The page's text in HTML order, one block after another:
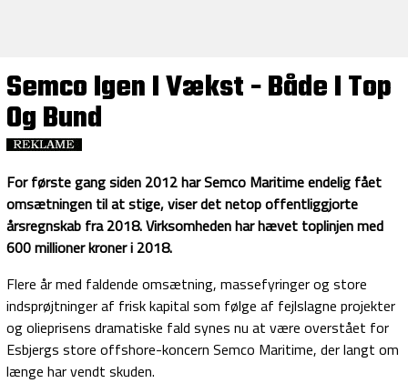
Semco Igen I Vækst - Både I Top
Og Bund
For første gang siden 2012 har Semco Maritime endelig fået
omsætningen til at stige, viser det netop offentliggjorte
årsregnskab fra 2018. Virksomheden har hævet toplinjen med
600 millioner kroner i 2018.
Flere år med faldende omsætning, massefyringer og store
indsprøjtninger af frisk kapital som følge af fejlslagne projekter
og olieprisens dramatiske fald synes nu at være overstået for
Esbjergs store offshore-koncern Semco Maritime, der langt om
længe har vendt skuden.